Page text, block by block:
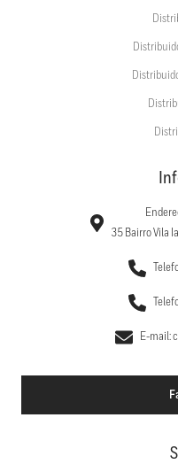
35 Bairro Vila
E-mail: